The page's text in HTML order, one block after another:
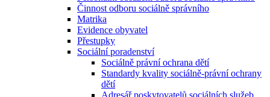
Činnost odboru sociálně správního
Matrika
Evidence obyvatel
Přestupky
Sociální poradenství
Sociálně právní ochrana dětí
Standardy kvality sociálně-právní ochrany
dětí
Adresář poskytovatelů sociálních služeb